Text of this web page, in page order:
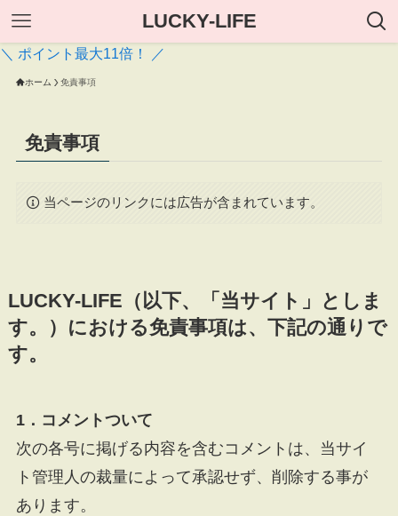
LUCKY-LIFE
＼ ポイント最大11倍！ ／
ホーム 免責事項
免責事項
当ページのリンクには広告が含まれています。
LUCKY-LIFE（以下、「当サイト」としま
す。）における免責事項は、下記の通りで
す。
1．コメントついて
次の各号に掲げる内容を含むコメントは、当サイ
ト管理人の裁量によって承認せず、削除する事が
あります。